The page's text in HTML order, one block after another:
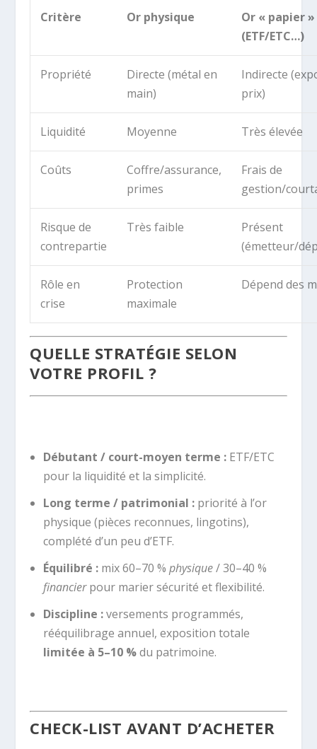
Critère Or physique
Or « papier »
(ETF/ETC…)
Propriété
Directe (métal en
main)
Indirecte
prix)
Liquidité Moyenne Très élevée
Coûts
Coffre/assurance,
primes
Frais de
gestion/
Risque de
contrepartie
Très faible
Présent
(émetteur/
Rôle en
crise
Protection
maximale
Dépend des
QUELLE STRATÉGIE SELON
VOTRE PROFIL ?
Débutant / court-moyen terme :ETF/ETC
pour la liquidité et la simplicité.
Long terme / patrimonial :priorité à l’or
physique (pièces reconnues, lingotins),
complété d’un peu d’ETF.
Équilibré :mix 60–70 % physique/ 30–40 %
financierpour marier sécurité et flexibilité.
Discipline :versements programmés,
rééquilibrage annuel, exposition totale
limitée à 5–10 %du patrimoine.
CHECK-LIST AVANT D’ACHETER